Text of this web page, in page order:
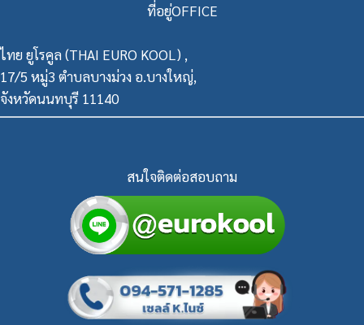
ที่อยู่OFFICE
ไทย ยูโรคูล (THAI EURO KOOL) ,
17/5 หมู่3 ตำบลบางม่วง อ.บางใหญ่,
จังหวัดนนทบุรี 11140
สนใจติดต่อสอบถาม